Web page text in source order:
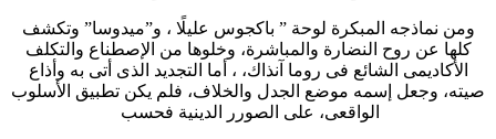
ومن نماذجه المبكرة لوحة ” باكجوس عليلًا ، و”ميدوسا” وتكشف
كلها عن روح النضارة والمباشرة، وخلوها من الإصطناع والتكلف
الأكاديمى الشائع فى روما آنذاك، ، أما التجديد الذى أتى به وأذاع
صيته، وجعل إسمه موضع الجدل والخلاف، فلم يكن تطبيق الأسلوب
الواقعى، على الصورر الدينية فحسب